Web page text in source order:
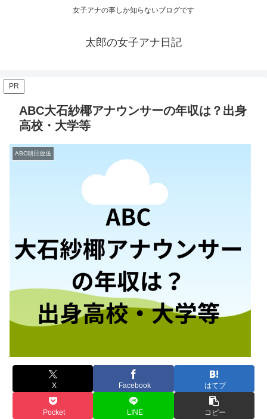
女子アナの事しか知らないブログです
太郎の女子アナ日記
PR
ABC大石紗椰アナウンサーの年収は？出身
高校・大学等
ABC朝日放送
X Facebook はてブ
Pocket LINE コピー